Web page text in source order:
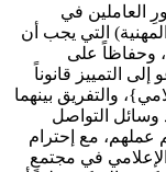
العاملين في
التي يجب أن
وحفاظاً على
إلى التمييز قانوناً
والتفريق بينهما
وسائل التواصل
عملهم، مع إحترام
في مجتمعٍ